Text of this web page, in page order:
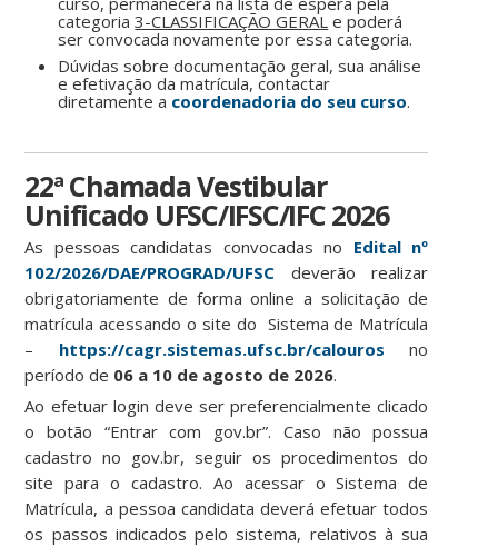
categoria3-CLASSIFICAÇÃO GERAL e poderá
ser convocada novamente por essa categoria.
Dúvidas sobre documentação geral, sua análise
e efetivação da matrícula, contactar
diretamente a coordenadoria do seu curso.
22ª Chamada Vestibular
Unificado UFSC/IFSC/IFC 2026
As pessoas candidatas convocadas no Edital nº
102/2026/DAE/PROGRAD/UFSC deverão realizar
obrigatoriamente de forma online a solicitação de
matrícula acessando o site do Sistema de Matrícula
– https://cagr.sistemas.ufsc.br/calouros no
período de 06 a 10 de agosto de 2026.
Ao efetuar login deve ser preferencialmente clicado
o botão “Entrar com gov.br”. Caso não possua
cadastro no gov.br, seguir os procedimentos do
site para o cadastro. Ao acessar o Sistema de
Matrícula, a pessoa candidata deverá efetuar todos
os passos indicados pelo sistema, relativos à sua